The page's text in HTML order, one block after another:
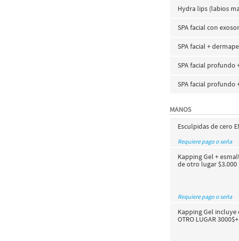
Hydra lips (labios
SPA facial con
SPA facial +
SPA facial profundo
SPA facial profundo
MANOS
Esculpidas de cero
Requiere pago o seña
Kapping Gel +
de otro lugar $3.000
Requiere pago o seña
Kapping Gel incluye
OTRO LUGAR 3000$+